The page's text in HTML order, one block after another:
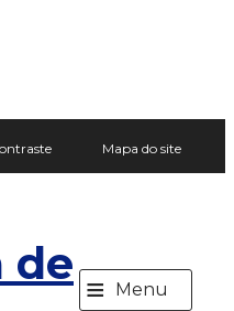
Mapa do site
de ≡ Menu